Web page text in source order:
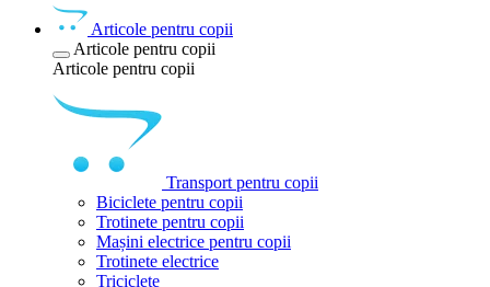
Articole pentru copii
Articole pentru copii
Articole pentru copii
Transport pentru copii
Biciclete pentru copii
Trotinete pentru copii
Mașini electrice pentru copii
Trotinete electrice
Triciclete